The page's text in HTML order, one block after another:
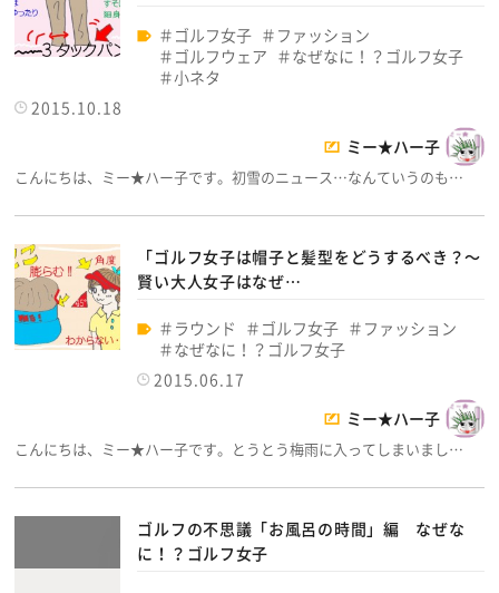
ゴルフ女子
ファッション
ゴルフウェア
なぜなに！？ゴルフ女子
小ネタ
2015.10.18
ミー★ハー子
こんにちは、ミー★ハー子です。初雪のニュース…なんていうのも…
「ゴルフ女子は帽子と髪型をどうするべき？～
賢い大人女子はなぜ…
ラウンド ゴルフ女子
ファッション
なぜなに！？ゴルフ女子
2015.06.17
ミー★ハー子
こんにちは、ミー★ハー子です。とうとう梅雨に入ってしまいまし…
ゴルフの不思議「お風呂の時間」編 なぜな
に！？ゴルフ女子